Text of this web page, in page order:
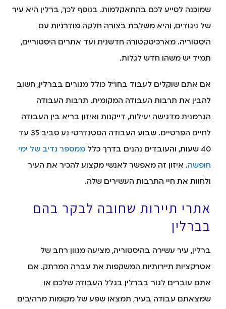
שמוכנה לסייע לכם בהתאקלמות. בנוסף לכך, ברלין היא עיר
של ניגודים, והיא משלבת בצורה חלקה מודרניות עם
היסטוריה. מארכיטקטורה חדשנית ועד אתרים היסטוריים,
תמיד יש משהו חדש לגלות.
אם אתם שוקלים לעבוד בחו"ל כולל מגורים בברלין, חשוב
להבין את תרבות העבודה המקומית. תרבות העבודה
הגרמנית מדגישה יעילות, דייקנות ואיזון בריא בין העבודה
לחיים הפרטיים. שבוע העבודה הסטנדרטי נע סביב 35 עד
40 שעות, והעובדים נהנים בדרך כלל
ממספר נדיב של ימי
חופשה. איזון זה מאפשר לאנשי מקצוע להכיר את העיר
ולחוות את חיי התרבות העשירים שלה.
אתרי תיירות שחובה לבקר בהם
בברלין
ברלין, עיר עשירה בהיסטוריה, מציעה מגוון רחב של
אטרקציות תיירותיות המשקפות את עברה המרתק. אם
אתם עוברים לגור בברלין בגלל העבודה שלכם או
שמצאתם עבודה בעיר, תמצאו שפע של מקומות מרהיבים